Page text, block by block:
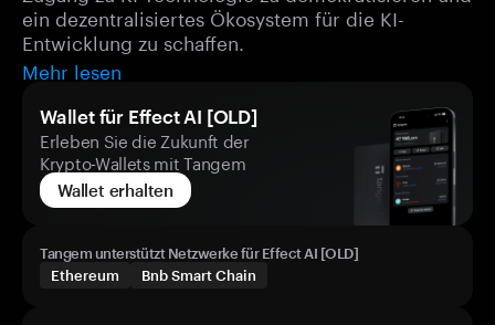
ein dezentralisiertes Ökosystem für die KI-
Entwicklung zu schaffen.
Mehr lesen
Wallet für Effect AI [OLD]
Erleben Sie die Zukunft der
Krypto-Wallets mit Tangem
Wallet erhalten
Tangem unterstützt Netzwerke für Effect AI [OLD]
Ethereum
Bnb Smart Chain